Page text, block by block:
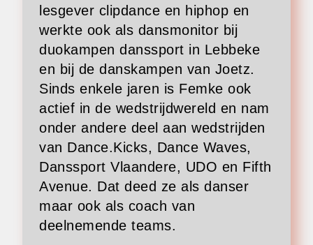
lesgever clipdance en hiphop en
werkte ook als dansmonitor bij
duokampen danssport in Lebbeke
en bij de danskampen van Joetz.
Sinds enkele jaren is Femke ook
actief in de wedstrijdwereld en nam
onder andere deel aan wedstrijden
van Dance.Kicks, Dance Waves,
Danssport Vlaandere, UDO en Fifth
Avenue. Dat deed ze als danser
maar ook als coach van
deelnemende teams.